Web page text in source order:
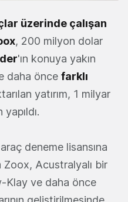
üzerinde çalışan
, 200 milyon dolar
'ın konuya yakın
daha önce farklı
yatırım, 1 milyar
deneme lisansına
Acustralyalı bir
Klay ve daha önce